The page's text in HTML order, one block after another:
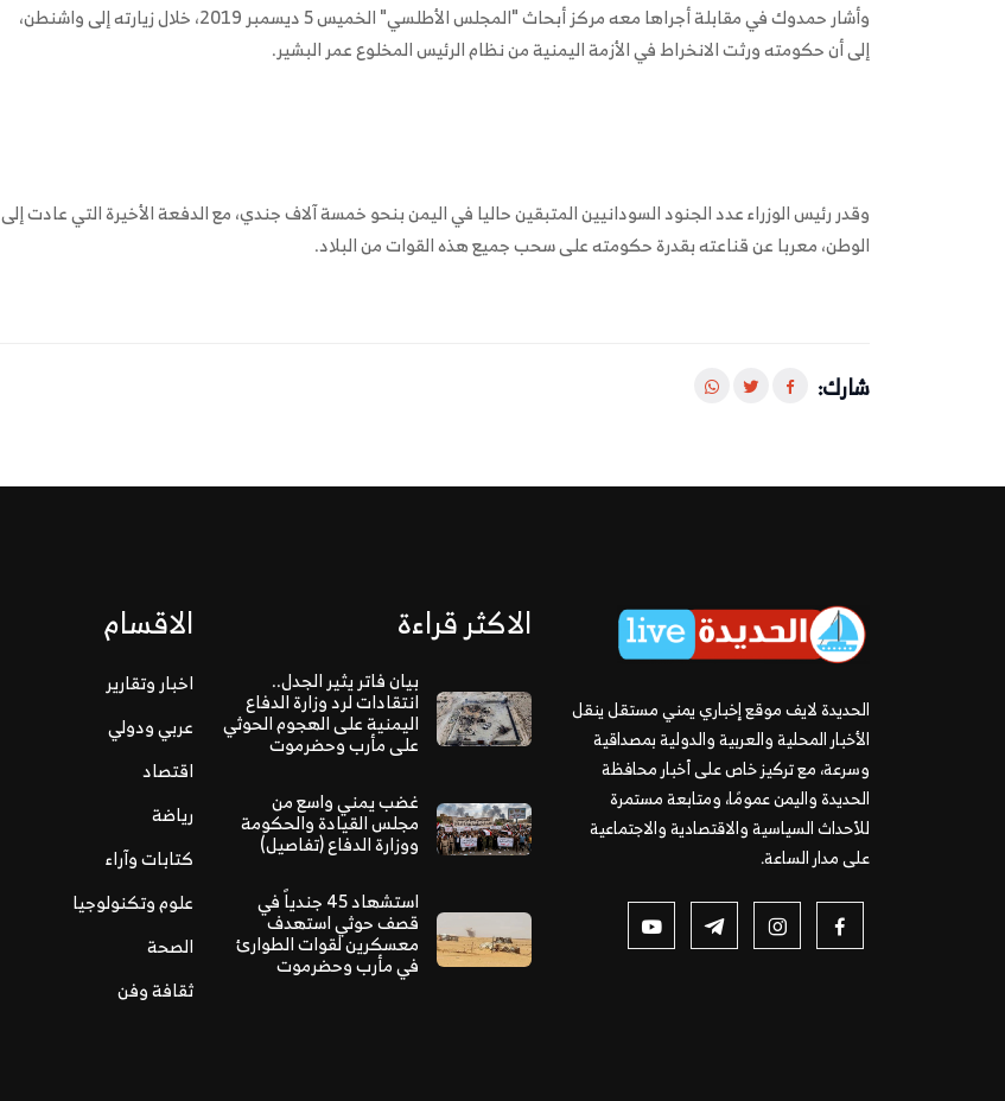
وأشار حمدوك في مقابلة أجراها معه مركز أبحاث "المجلس الأطلسي" الخميس 5 ديسمبر 2019، خلال زيارته إلى واشنطن،
إلى أن حكومته ورثت الانخراط في الأزمة اليمنية من نظام الرئيس المخلوع عمر البشير.
وقدر رئيس الوزراء عدد الجنود السودانيين المتبقين حاليا في اليمن بنحو خمسة آلاف جندي، مع الدفعة الأخيرة التي عادت إلى
الوطن، معربا عن قناعته بقدرة حكومته على سحب جميع هذه القوات من البلاد.
شارك:
الحديدة لايف موقع إخباري يمني مستقل ينقل
الأخبار المحلية والعربية والدولية بمصداقية
وسرعة، مع تركيز خاص على أخبار محافظة
الحديدة واليمن عمومًا، ومتابعة مستمرة
للأحداث السياسية والاقتصادية والاجتماعية
على مدار الساعة.
الاكثر قراءة
بيان فاتر يثير الجدل..
انتقادات لرد وزارة الدفاع
اليمنية على الهجوم الحوثي
على مأرب وحضرموت
غضب يمني واسع من
مجلس القيادة والحكومة
ووزارة الدفاع (تفاصيل)
استشهاد 45 جندياً في
قصف حوثي استهدف
معسكرين لقوات الطوارئ
في مأرب وحضرموت
الاقسام
اخبار وتقارير
عربي ودولي
اقتصاد
رياضة
كتابات وآراء
علوم وتكنولوجيا
الصحة
ثقافة وفن